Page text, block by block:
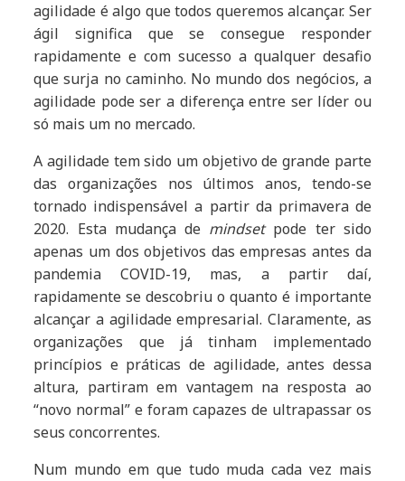
agilidade é algo que todos queremos alcançar. Ser
ágil significa que se consegue responder
rapidamente e com sucesso a qualquer desafio
que surja no caminho. No mundo dos negócios, a
agilidade pode ser a diferença entre ser líder ou
só mais um no mercado.
A agilidade tem sido um objetivo de grande parte
das organizações nos últimos anos, tendo-se
tornado indispensável a partir da primavera de
2020. Esta mudança de mindset pode ter sido
apenas um dos objetivos das empresas antes da
pandemia COVID-19, mas, a partir daí,
rapidamente se descobriu o quanto é importante
alcançar a agilidade empresarial. Claramente, as
organizações que já tinham implementado
princípios e práticas de agilidade, antes dessa
altura, partiram em vantagem na resposta ao
“novo normal” e foram capazes de ultrapassar os
seus concorrentes.
Num mundo em que tudo muda cada vez mais